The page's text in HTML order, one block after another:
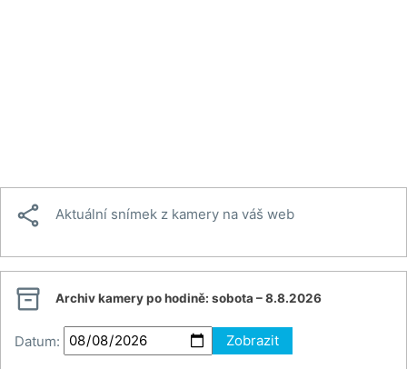
 Aktuální snímek z kamery na váš web
 Archiv kamery po hodině: sobota – 8.8.2026
Datum: Zobrazit